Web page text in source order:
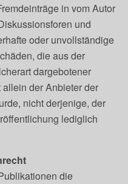
in vom Autor
und
oder unvollständige
die aus der
dargebotener
der Anbieter der
nicht derjenige, der
lediglich
die